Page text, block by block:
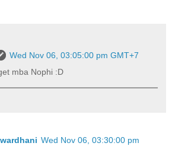
Wed Nov 06, 03:05:00 pm GMT+7
mba Nophi :D
Wed Nov 06, 03:30:00 pm